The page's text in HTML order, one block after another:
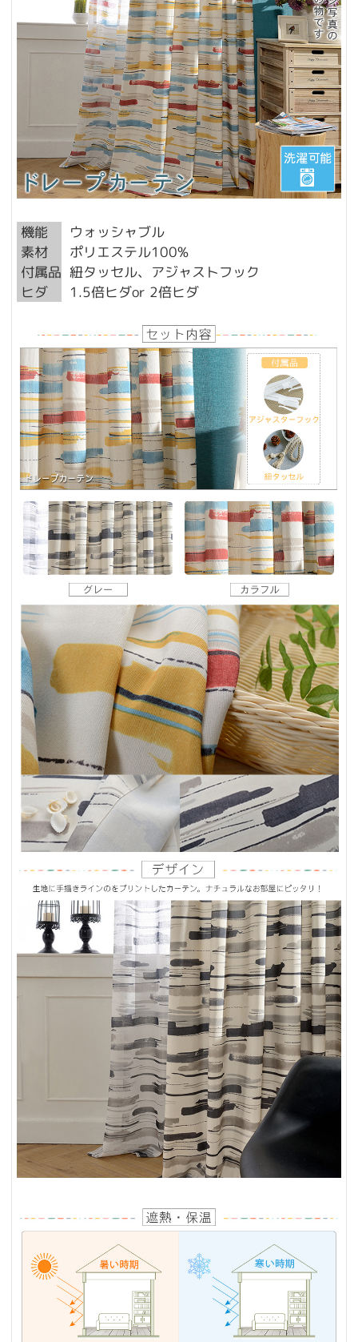
機能
ウォッシャブル
素材
ポリエステル100%
付属品 紐タッセル、アジャストフック
ヒダ
1.5倍ヒダor 2倍ヒダ